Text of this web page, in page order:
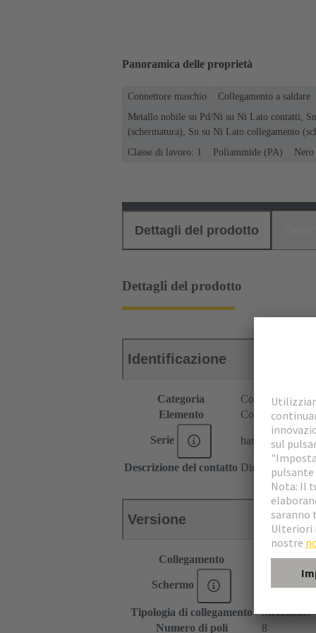
Panoramica delle proprietà
Connettore maschio Collegamento a saldare
Metallo nobile su Pd/Ni su Ni Lato contatti,
(schermatura), Sn su Ni Lato collegamento
Classe di lavoro: 1
Poliammide (PA) Nero
Dettagli del prodotto
Dettagli del prodotto
Identificazione
Categoria
Connettori
Elemento
Connettore
Serie har-modular®
Descrizione del contatto Diritto
Versione
Collegamento
Schermo
Tipologia di collegamento
Mezzanino
Numero di poli
8